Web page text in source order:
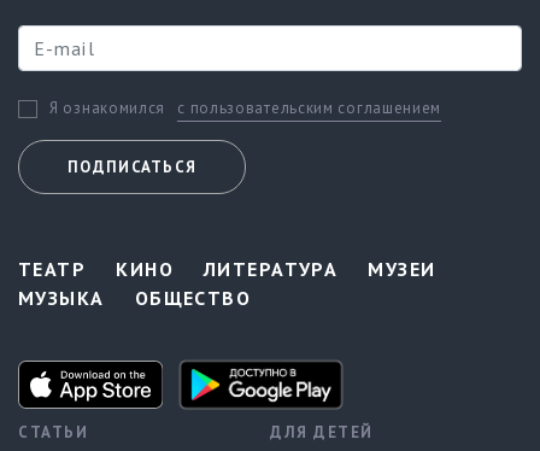
Я ознакомился с пользовательским соглашением
ПОДПИСАТЬСЯ
ТЕАТР КИНО ЛИТЕРАТУРА
МУЗЕИ
МУЗЫКА
ОБЩЕСТВО
СТАТЬИ
ДЛЯ ДЕТЕЙ